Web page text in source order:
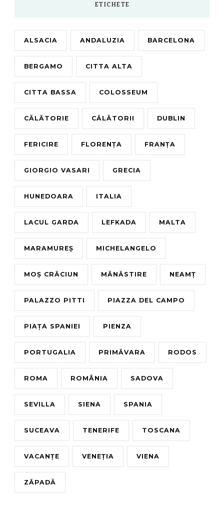
ETICHETE
ALSACIA ANDALUZIA BARCELONA
BERGAMO CITTA ALTA
CITTA BASSA COLOSSEUM
CĂLĂTORIE CĂLĂTORII DUBLIN
FERICIRE FLORENȚA FRANȚA
GIORGIO VASARI GRECIA
HUNEDOARA ITALIA
LACUL GARDA LEFKADA MALTA
MARAMUREȘ MICHELANGELO
MOȘ CRĂCIUN MĂNĂSTIRE NEAMȚ
PALAZZO PITTI PIAZZA DEL CAMPO
PIAȚA SPANIEI PIENZA
PORTUGALIA PRIMĂVARA RODOS
ROMA ROMÂNIA SADOVA
SEVILLA SIENA SPANIA
SUCEAVA TENERIFE TOSCANA
VACANȚE VENEȚIA VIENA
ZĂPADĂ